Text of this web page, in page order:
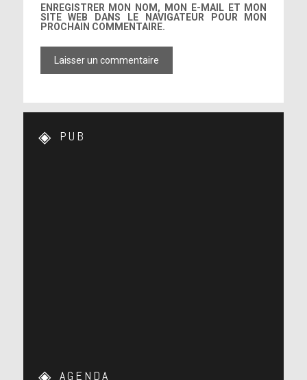
ENREGISTRER MON NOM, MON E-MAIL ET MON
SITE WEB DANS LE NAVIGATEUR POUR MON
PROCHAIN COMMENTAIRE.
PUB
AGENDA